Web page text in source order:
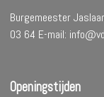
Burgemeester
03 64 E-mail:
Openingstijden